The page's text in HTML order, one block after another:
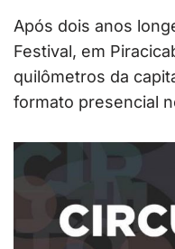
Após dois anos
Festival, em
quilômetros da
formato presencial